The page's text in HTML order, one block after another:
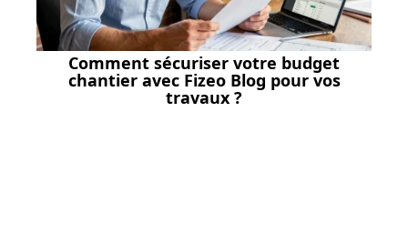
Comment sécuriser votre budget
chantier avec Fizeo Blog pour vos
travaux ?